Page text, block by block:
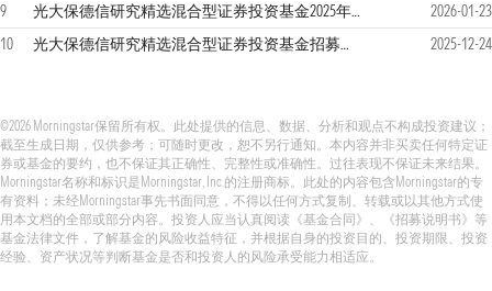
9
光大保德信研究精选混合型证券投资基金2025年第4季度报告
2026-01-23
10
光大保德信研究精选混合型证券投资基金招募说明书（更新） 2025-12-24
©2026 Morningstar保留所有权。此处提供的信息、数据、分析和观点不构成投资建议；
截至生成日期，仅供参考；可随时更改，恕不另行通知。本内容并非买卖任何特定证
券或基金的要约，也不保证其正确性、完整性或准确性。过往表现不保证未来结果。
Morningstar名称和标识是Morningstar, Inc.的注册商标。此处的内容包含Morningstar的专
有资料；未经Morningstar事先书面同意，不得以任何方式复制、转载或以其他方式使
用本文档的全部或部分内容。投资人应当认真阅读《基金合同》、《招募说明书》等
基金法律文件，了解基金的风险收益特征，并根据自身的投资目的、投资期限、投资
经验、资产状况等判断基金是否和投资人的风险承受能力相适应。